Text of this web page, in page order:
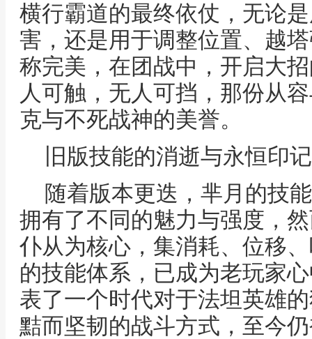
横行霸道的最终依仗，无论
害，还是用于调整位置、越
称完美，在团战中，开启大
人可触，无人可挡，那份从
克与不死战神的美誉。
旧版技能的消逝与永恒印记
随着版本更迭，芈月的技
拥有了不同的魅力与强度，
仆从为核心，集消耗、位移
的技能体系，已成为老玩家
表了一个时代对于法坦英雄
黠而坚韧的战斗方式，至今